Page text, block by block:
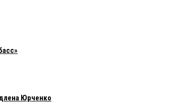
Юрченко